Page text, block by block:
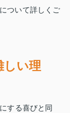
ついて詳しくご
しい理
する喜びと同